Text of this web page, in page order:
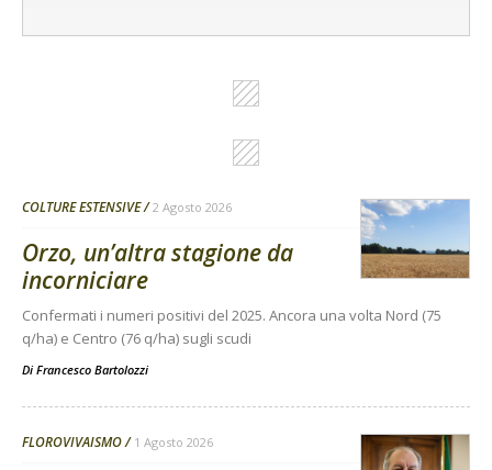
COLTURE ESTENSIVE 2 Agosto 2026
Orzo, un’altra stagione da
incorniciare
Confermati i numeri positivi del 2025. Ancora una volta Nord (75
q/ha) e Centro (76 q/ha) sugli scudi
Di Francesco Bartolozzi
FLOROVIVAISMO 1 Agosto 2026